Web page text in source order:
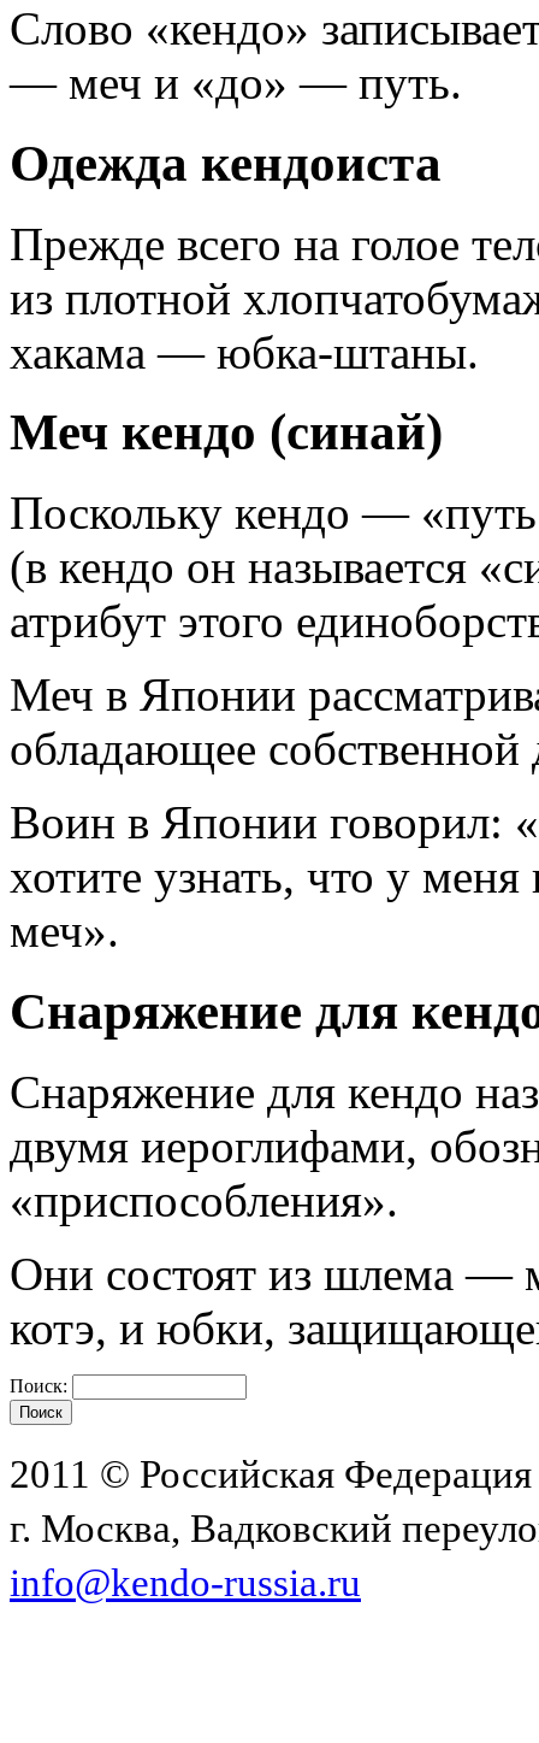
Слово «кендо»
— меч и «до» — путь.
Одежда кендоиста
Прежде всего на голое
из плотной
хакама — юбка-штаны.
Меч кендо (синай)
Поскольку кендо — «путь
(в кендо он называется
атрибут этого
Меч в Японии
обладающее
Воин в Японии говорил:
хотите узнать, что у
меч».
Снаряжение для
Снаряжение для кендо
двумя иероглифами,
«приспособления».
Они состоят из шлема —
котэ, и юбки,
Поиск:
2011 © Российская
г. Москва, Вадковский
info@kendo-russia.ru